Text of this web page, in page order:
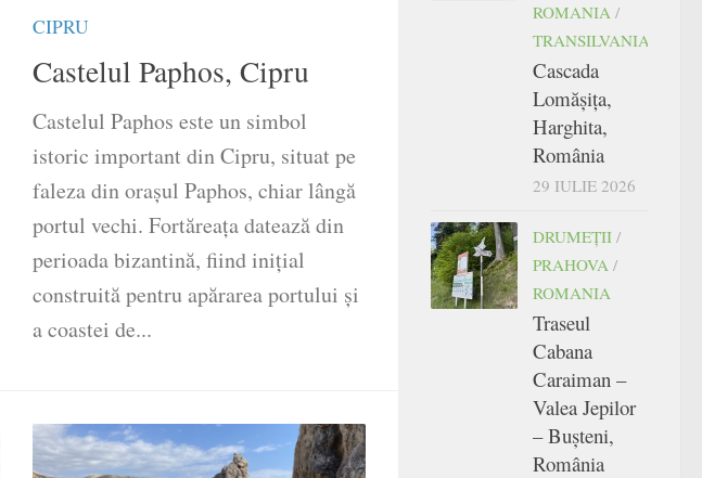
CIPRU
Castelul Paphos, Cipru
Castelul Paphos este un simbol
istoric important din Cipru, situat pe
faleza din orașul Paphos, chiar lângă
portul vechi. Fortăreața datează din
perioada bizantină, fiind inițial
construită pentru apărarea portului și
a coastei de...
ROMANIA /
TRANSILVANIA
Cascada
Lomășița,
Harghita,
România
29 IULIE 2026
DRUMEŢII /
PRAHOVA /
ROMANIA
Traseul
Cabana
Caraiman –
Valea Jepilor
– Bușteni,
România